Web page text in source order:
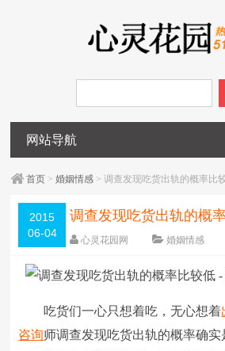
网站导航
首页 >婚姻情感 > 调查发现吃货出轨的概率比
2015
06-04
调查发现吃货出轨的概
心灵花园网 婚姻情感
字体：大 中 小
吃货们一心只想着吃，无心想着
咨询师调查发现吃货出轨的概率确实